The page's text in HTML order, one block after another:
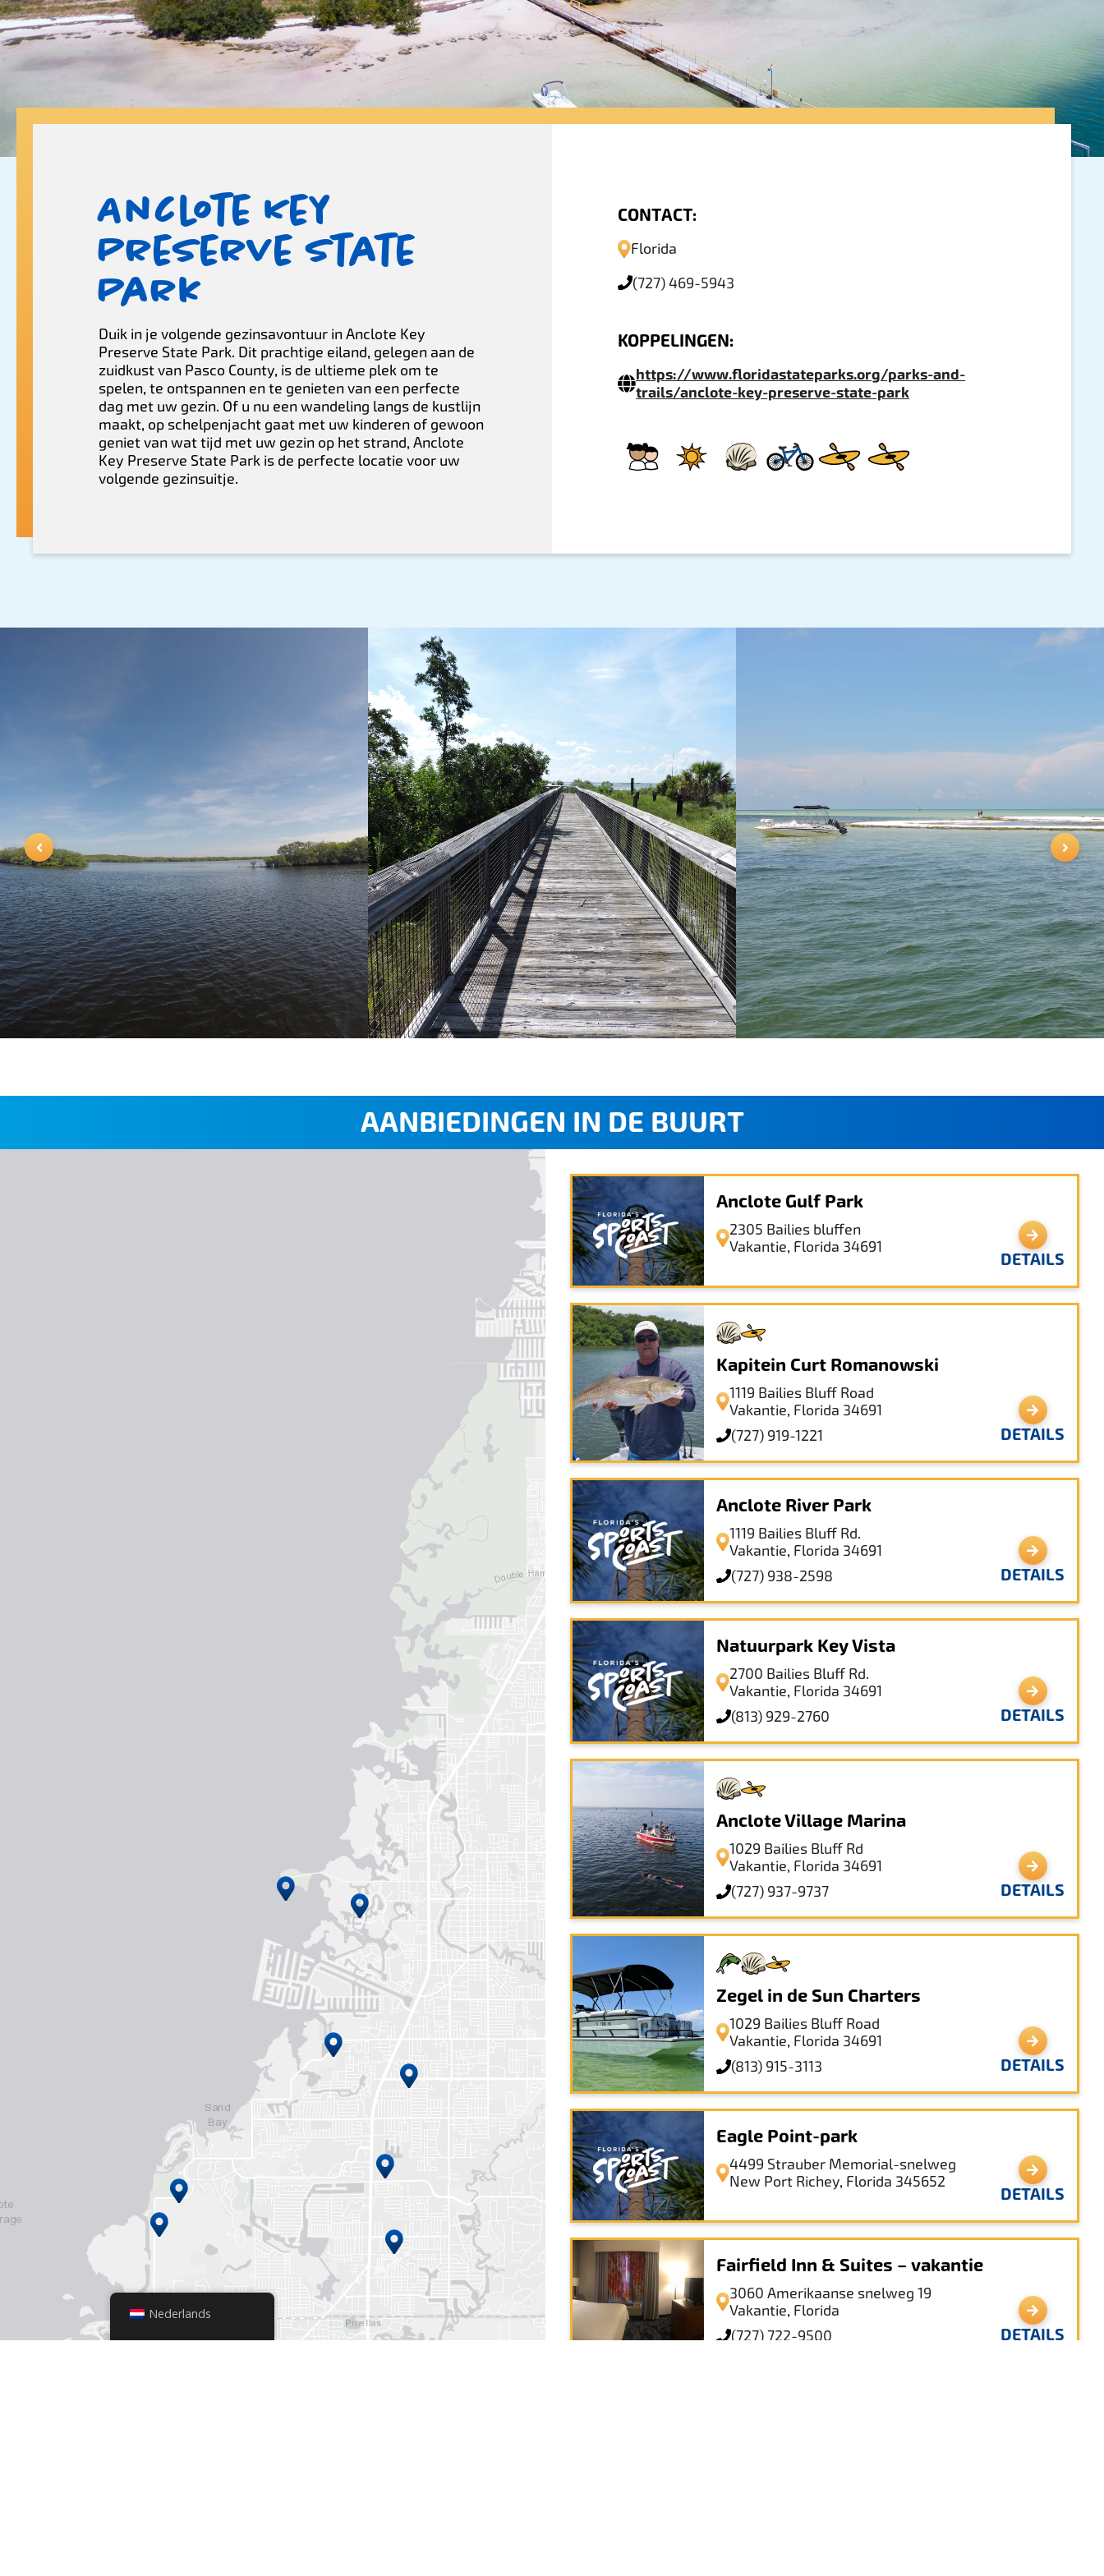
Anclote Key
Preserve State
Park
Duik in je volgende gezinsavontuur in Anclote Key
Preserve State Park. Dit prachtige eiland, gelegen aan de
zuidkust van Pasco County, is de ultieme plek om te
spelen, te ontspannen en te genieten van een perfecte
dag met uw gezin. Of u nu een wandeling langs de kustlijn
maakt, op schelpenjacht gaat met uw kinderen of gewoon
geniet van wat tijd met uw gezin op het strand, Anclote
Key Preserve State Park is de perfecte locatie voor uw
volgende gezinsuitje.
CONTACT:
Florida
(727) 469-5943
KOPPELINGEN:
https://www.floridastateparks.org/parks-and-
trails/anclote-key-preserve-state-park
AANBIEDINGEN IN DE BUURT
Anclote Gulf Park
2305 Bailies bluffen
Vakantie, Florida 34691
DETAILS
Kapitein Curt Romanowski
1119 Bailies Bluff Road
Vakantie, Florida 34691
(727) 919-1221
DETAILS
Anclote River Park
1119 Bailies Bluff Rd.
Vakantie, Florida 34691
(727) 938-2598
DETAILS
Natuurpark Key Vista
2700 Bailies Bluff Rd.
Vakantie, Florida 34691
(813) 929-2760
DETAILS
Anclote Village Marina
1029 Bailies Bluff Rd
Vakantie, Florida 34691
(727) 937-9737
DETAILS
Zegel in de Sun Charters
1029 Bailies Bluff Road
Vakantie, Florida 34691
(813) 915-3113
DETAILS
Eagle Point-park
4499 Strauber Memorial-snelweg
New Port Richey, Florida 345652
DETAILS
Fairfield Inn & Suites – vakantie
3060 Amerikaanse snelweg 19
Vakantie, Florida
(727) 722-9500
DETAILS
Nederlands